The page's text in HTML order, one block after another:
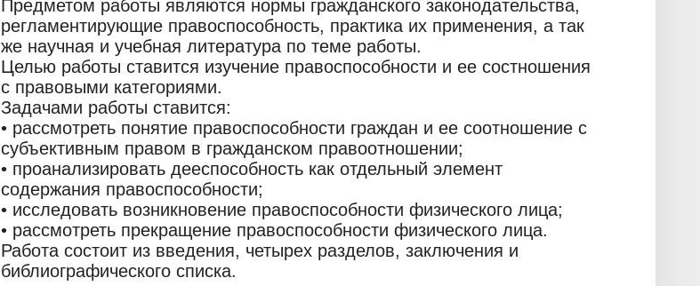
Предметом работы являются нормы гражданского законодательства,
регламентирующие правоспособность, практика их применения, а так
же научная и учебная литература по теме работы.
Целью работы ставится изучение правоспособности и ее состношения
с правовыми категориями.
Задачами работы ставится:
• рассмотреть понятие правоспособности граждан и ее соотношение с
субъективным правом в гражданском правоотношении;
• проанализировать дееспособность как отдельный элемент
содержания правоспособности;
• исследовать возникновение правоспособности физического лица;
• рассмотреть прекращение правоспособности физического лица.
Работа состоит из введения, четырех разделов, заключения и
библиографического списка.